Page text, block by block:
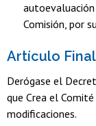
Comisión, por
Artículo Final
Derógase el
que Crea el
modificaciones.